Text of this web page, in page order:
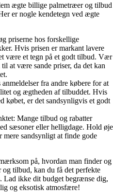
ægte billige palmetræer og tilbud
er nogle kendetegn ved ægte
priserne hos forskellige
Hvis prisen er markant lavere
være et tegn på et godt tilbud. Vær
at være sande priser, da det kan
fra andre købere for at
og ægtheden af tilbuddet. Hvis
købet, er det sandsynligvis et godt
Mange tilbud og rabatter
sæsoner eller helligdage. Hold øje
mere sandsynligt at finde gode
på, hvordan man finder og
tilbud, kan du få det perfekte
ikke dit budget begrænse dig,
og eksotisk atmosfære!